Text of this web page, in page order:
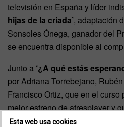
televisión en España y líder
hijas de la criada’, adaptación
Sonsoles Ónega, ganador del
se encuentra disponible al
Junto a ‘¿A qué estás
por Adriana Torrebejano,
Francisco Ortiz, que en el
mejor estreno de atresplayer y
segunda temporada ya en
Esta web usa cookies